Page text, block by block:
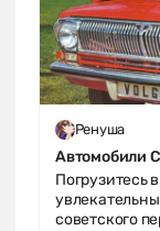
Ренуша
Автомобили
Погрузитесь
советского